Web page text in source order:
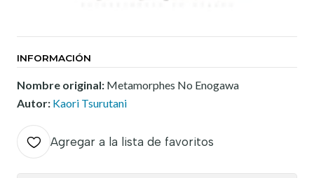
INFORMACIÓN
Nombre original: Metamorphes No Enogawa
Autor: Kaori Tsurutani
Agregar a la lista de favoritos